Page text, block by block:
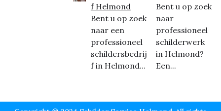
f Helmond
Bent u op zoek
naar een
professioneel
schildersbedrij
f in Helmond...
Bent u op zoek
naar
professioneel
schilderwerk
in Helmond?
Een...